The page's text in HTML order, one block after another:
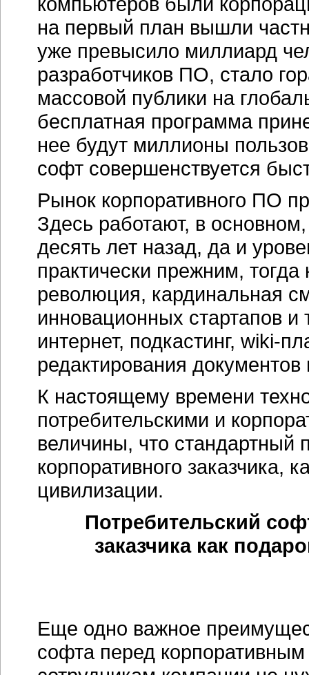
на первый план вышли
уже превысило миллиард
разработчиков ПО, стало
массовой публики на
бесплатная программа
нее будут миллионы
софт совершенствуется
Рынок корпоративного ПО
Здесь работают, в
десять лет назад, да и
практически прежним,
революция, кардинальная
инновационных стартапов и
интернет, подкастинг, wiki-
редактирования документов
К настоящему времени
потребительскими и
величины, что стандартный
корпоративного заказчика,
цивилизации.
Потребительский
заказчика как
Еще одно важное
софта перед